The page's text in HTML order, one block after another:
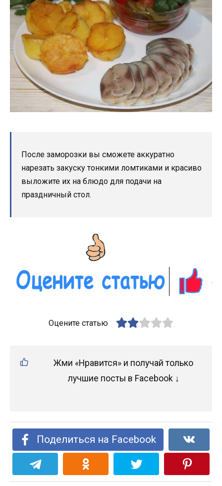
После заморозки вы сможете аккуратно
нарезать закуску тонкими ломтиками и красиво
выложите их на блюдо для подачи на
праздничный стол.
Оцените статью
Жми «Нравится» и получай только
лучшие посты в Facebook ↓
Поделиться на Facebook